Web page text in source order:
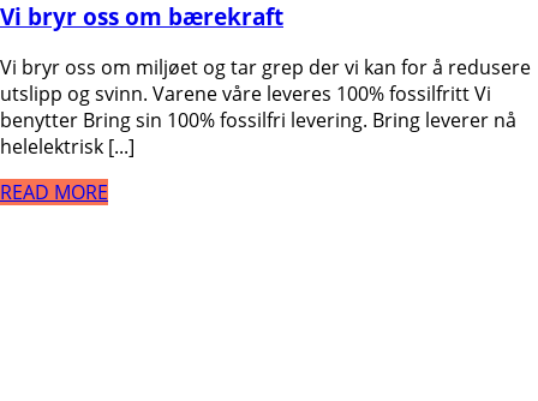
Vi bryr oss om bærekraft
Vi bryr oss om miljøet og tar grep der vi kan for å redusere
utslipp og svinn. Varene våre leveres 100% fossilfritt Vi
benytter Bring sin 100% fossilfri levering. Bring leverer nå
helelektrisk [...]
READ MORE